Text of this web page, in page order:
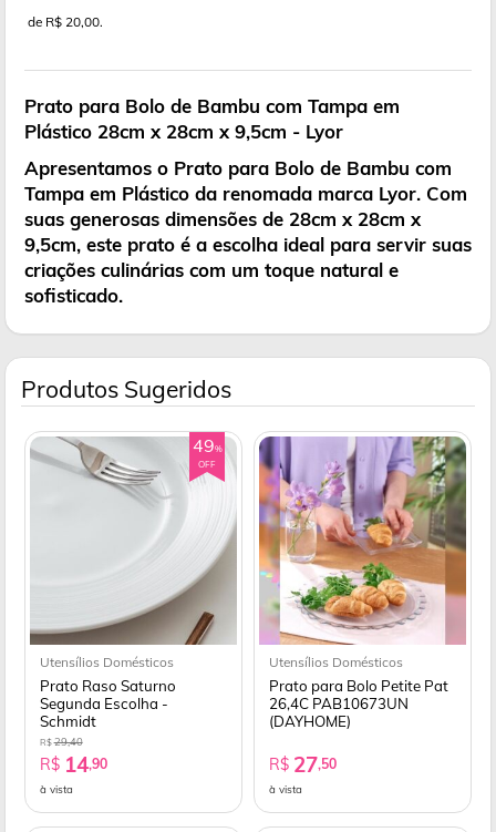
de R$ 20,00.
Prato para Bolo de Bambu com Tampa em
Plástico 28cm x 28cm x 9,5cm - Lyor
Apresentamos o Prato para Bolo de Bambu com
Tampa em Plástico da renomada marca Lyor. Com
suas generosas dimensões de 28cm x 28cm x
9,5cm, este prato é a escolha ideal para servir suas
criações culinárias com um toque natural e
sofisticado.
Produtos Sugeridos
49%
OFF
Utensílios Domésticos
Prato Raso Saturno
Segunda Escolha -
Schmidt
R$29,40
R$ 14,90
à vista
Utensílios Domésticos
Prato para Bolo Petite Pat
26,4C PAB10673UN
(DAYHOME)
R$ 27,50
à vista